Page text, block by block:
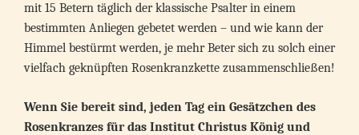
mit 15 Betern täglich der klassische Psalter in einem
bestimmten Anliegen gebetet werden – und wie kann der
Himmel bestürmt werden, je mehr Beter sich zu solch einer
vielfach geknüpften Rosenkranzkette zusammenschließen!
Wenn Sie bereit sind, jeden Tag ein Gesätzchen des
Rosenkranzes für das Institut Christus König und